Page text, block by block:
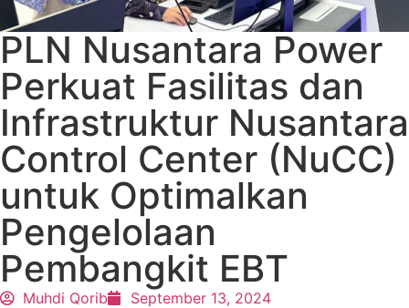
PLN Nusantara Power
Perkuat Fasilitas dan
Infrastruktur Nusantara
Control Center (NuCC)
untuk Optimalkan
Pengelolaan
Pembangkit EBT
Muhdi Qorib September 13, 2024